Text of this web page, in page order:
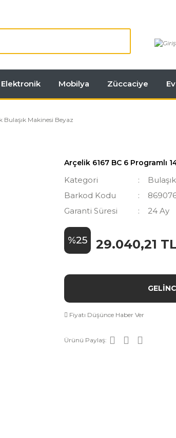
Elektronik Mobilya Züccaciye
Bulaşık Makinesi Beyaz
Arçelik 6167 BC 6 Programlı
Kategori
Barkod Kodu
Garanti Süresi
24 Ay
%25 29.040,21
Fiyatı Düşünce Haber Ver
Ürünü Paylaş: